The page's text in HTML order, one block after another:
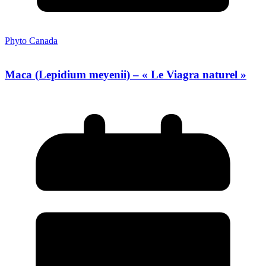
Phyto Canada
Maca (Lepidium meyenii) – « Le Viagra naturel »